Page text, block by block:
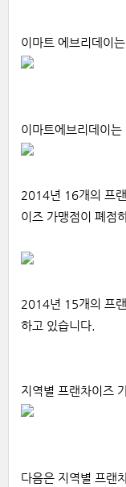
이마트 에브리데이
이마트에브리데이는
2014년 16개의 프
이즈 가맹점이 폐점
2014년 15개의 프
하고 있습니다.
지역별 프랜차이즈
다음은 지역별 프랜